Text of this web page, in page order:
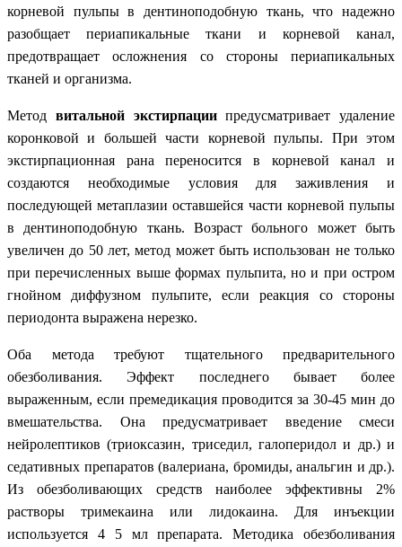
корневой пульпы в дентиноподобную ткань, что надежно
разобщает периапикальные ткани и корневой канал,
предотвращает осложнения со стороны периапикальных
тканей и организма.
Метод витальной экстирпациипредусматривает удаление
коронковой и большей части корневой пульпы. При этом
экстирпационная рана переносится в корневой канал и
создаются необходимые условия для заживления и
последующей метаплазии оставшейся части корневой пульпы
в дентиноподобную ткань. Возраст больного может быть
увеличен до 50 лет, метод может быть использован не только
при перечисленных выше формах пульпита, но и при остром
гнойном диффузном пульпите, если реакция со стороны
периодонта выражена нерезко.
Оба метода требуют тщательного предварительного
обезболивания. Эффект последнего бывает более
выраженным, если премедикация проводится за 30-45 мин до
вмешательства. Она предусматривает введение смеси
нейролептиков (триоксазин, триседил, галоперидол и др.) и
седативных препаратов (валериана, бромиды, анальгин и др.).
Из обезболивающих средств наиболее эффективны 2%
растворы тримекаина или лидокаина. Для инъекции
используется 4 5 мл препарата. Методика обезболивания